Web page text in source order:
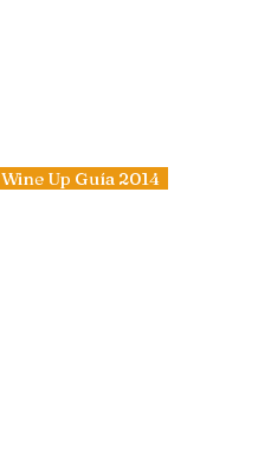
Wine Up Guía 2014